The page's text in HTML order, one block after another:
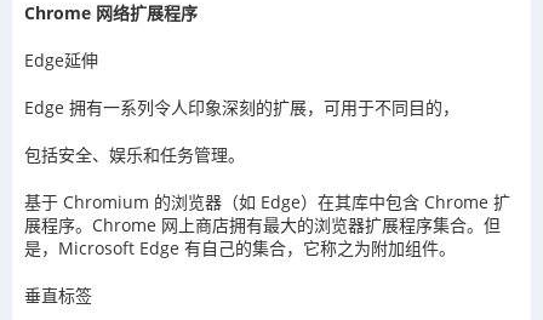
Chrome 网络扩展程序
Edge延伸
Edge 拥有一系列令人印象深刻的扩展，可用于不同目的，
包括安全、娱乐和任务管理。
基于 Chromium 的浏览器（如 Edge）在其库中包含 Chrome 扩
展程序。Chrome 网上商店拥有最大的浏览器扩展程序集合。但
是，Microsoft Edge 有自己的集合，它称之为附加组件。
垂直标签